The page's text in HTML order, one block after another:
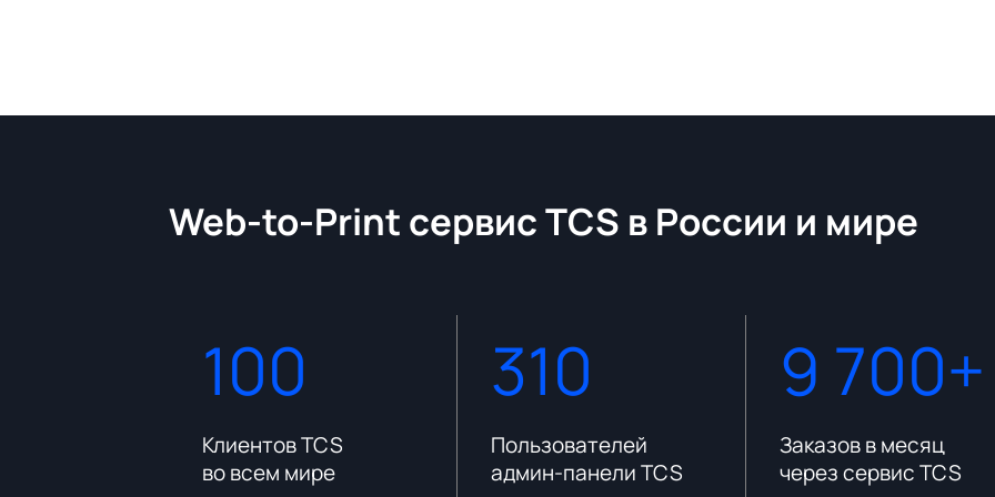
Web-to-Print сервис TCS в России и мире
100
Клиентов TCS
во всем мире
310
Пользователей
админ-панели TCS
9 700+
Заказов в месяц
через сервис TCS